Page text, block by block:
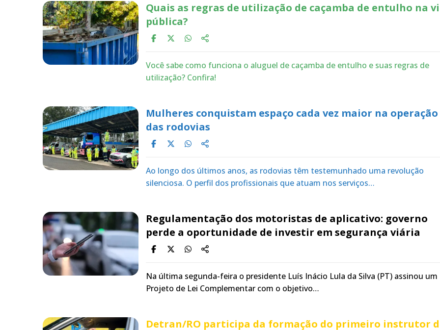
Quais as regras de utilização de caçamba de entulho na
pública?
Você sabe como funciona o aluguel de caçamba de entulho e suas regras de
utilização? Confira!
Mulheres conquistam espaço cada vez maior na operação
das rodovias
Ao longo dos últimos anos, as rodovias têm testemunhado uma revolução
silenciosa. O perfil dos profissionais que atuam nos serviços…
Regulamentação dos motoristas de aplicativo: governo
perde a oportunidade de investir em segurança viária
Na última segunda-feira o presidente Luís Inácio Lula da Silva (PT) assinou um
Projeto de Lei Complementar com o objetivo…
Detran/RO participa da formação do primeiro instrutor